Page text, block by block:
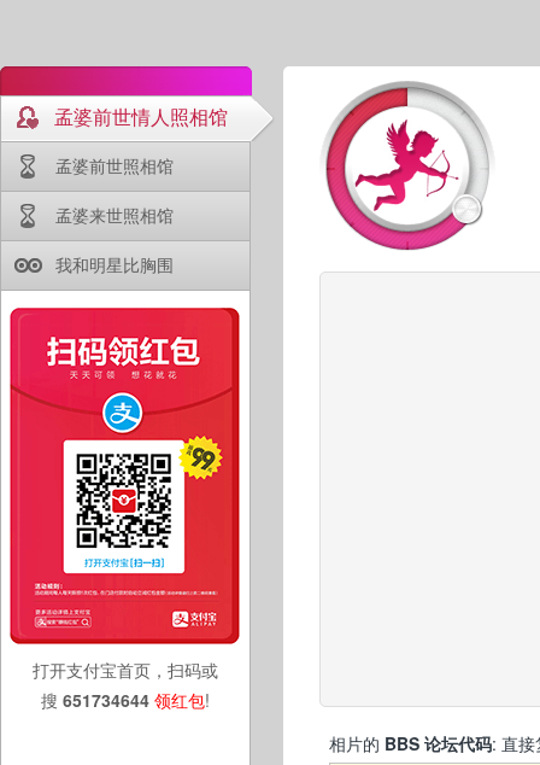
孟婆前世情人照相馆
孟婆前世照相馆
孟婆来世照相馆
我和明星比胸围
打开支付宝首页，扫码或
搜 651734644 领红包!
相片的 BBS 论坛代码: 直接